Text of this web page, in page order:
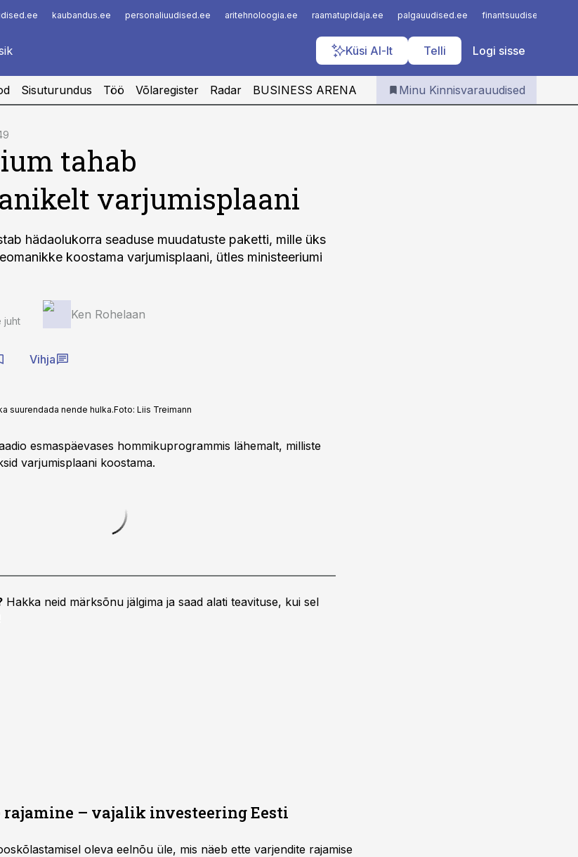
kaubandus.ee personaliuudised.ee aritehnoloogia.ee raamatupidaja.ee palgauudised.ee finantsuudised.ee
Küsi AI-lt Telli Logi sisse
Iseteenindus
Telli Kinnisvarauudised
Sisuturundus Töö Võlaregister Radar BUSINESS ARENA Minu Kinnisvarauudised
tahab
varjumisplaani
hädaolukorra seaduse muudatuste paketti, mille üks
koostama varjumisplaani, ütles ministeeriumi
juht Ken Rohelaan
Vihja
suurendada nende hulka.Foto: Liis Treimann
esmaspäevases hommikuprogrammis lähemalt, milliste
varjumisplaani koostama.
Hakka neid märksõnu jälgima ja saad alati teavituse, kui sel
– vajalik investeering Eesti
oleva eelnõu üle, mis näeb ette varjendite rajamise